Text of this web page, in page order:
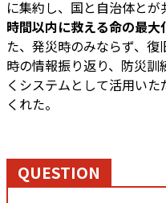
に集約し、国と自治体と
時間以内に救える命の最
た、発災時のみならず、
時の情報振り返り、防災
くシステムとして活用い
くれた。
QUESTION